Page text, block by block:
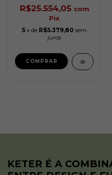
R$25.554,05 com
Pix
5 x de R$5.379,80 sem
juros
KETER É A